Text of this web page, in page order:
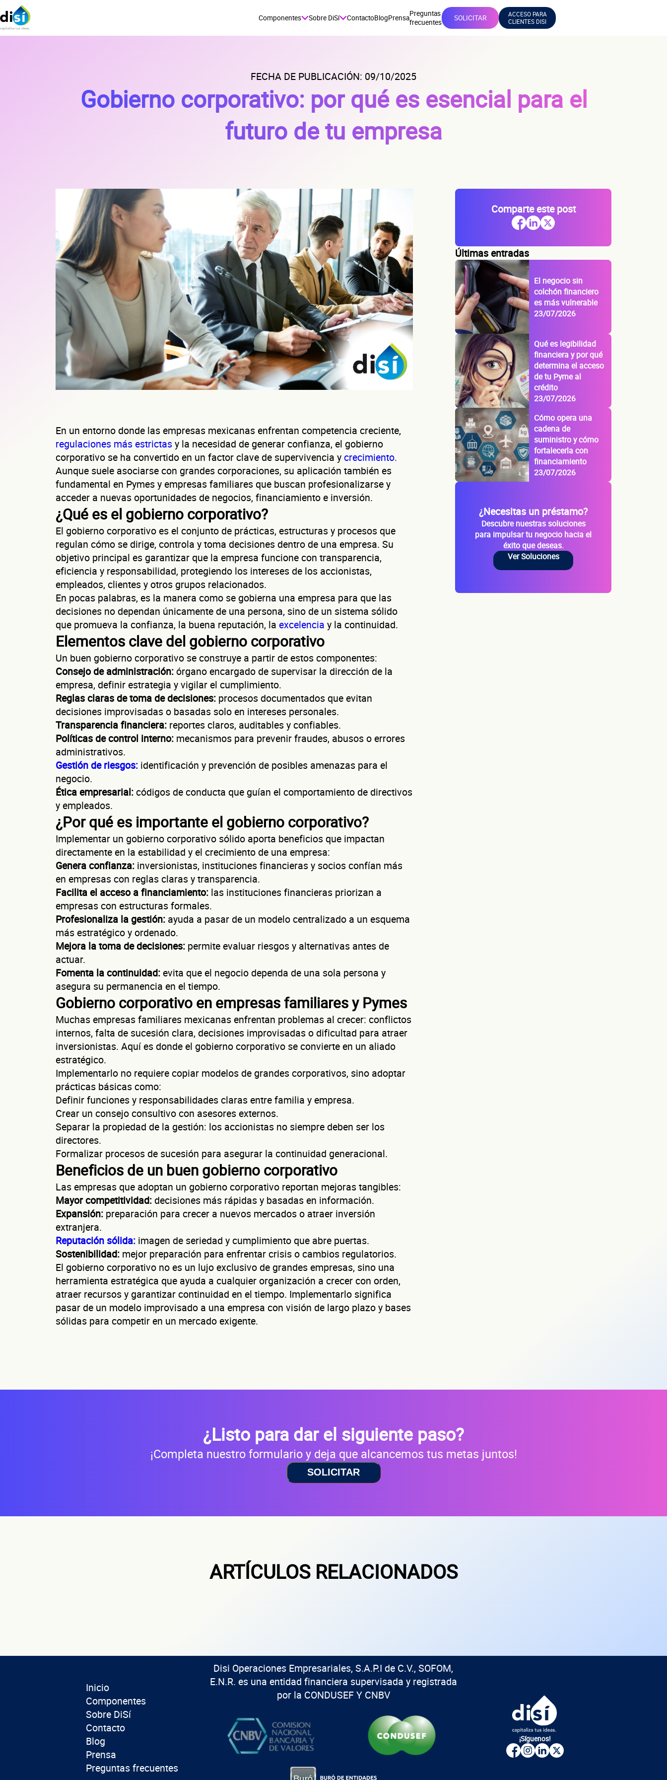
Componentes Sobre DiSí ContactoBlogPrensaPreguntas
frecuentes
SOLICITAR
ACCESO PARA
CLIENTES DISI
FECHA DE PUBLICACIÓN: 09/10/2025
Gobierno corporativo: por qué es esencial para el
futuro de tu empresa
En un entorno donde las empresas mexicanas enfrentan competencia creciente,
regulaciones más estrictasy la necesidad de generar confianza, el gobierno
corporativo se ha convertido en un factor clave de supervivencia ycrecimiento.
Aunque suele asociarse con grandes corporaciones, su aplicación también es
fundamental en Pymes y empresas familiares que buscan profesionalizarse y
acceder a nuevas oportunidades de negocios, financiamiento e inversión.
¿Qué es el gobierno corporativo?
El gobierno corporativo es el conjunto de prácticas, estructuras y procesos que
regulan cómo se dirige, controla y toma decisiones dentro de una empresa. Su
objetivo principal es garantizar que la empresa funcione con transparencia,
eficiencia y responsabilidad, protegiendo los intereses de los accionistas,
empleados, clientes y otros grupos relacionados.
En pocas palabras, es la manera como se gobierna una empresa para que las
decisiones no dependan únicamente de una persona, sino de un sistema sólido
que promueva la confianza, la buena reputación, la excelencia y la continuidad.
Elementos clave del gobierno corporativo
Un buen gobierno corporativo se construye a partir de estos componentes:
Consejo de administración:órgano encargado de supervisar la dirección de la
empresa, definir estrategia y vigilar el cumplimiento.
Reglas claras de toma de decisiones: procesos documentados que evitan
decisiones improvisadas o basadas solo en intereses personales.
Transparencia financiera: reportes claros, auditables y confiables.
Políticas de control interno: mecanismos para prevenir fraudes, abusos o errores
administrativos.
Gestión de riesgos: identificación y prevención de posibles amenazas para el
negocio.
Ética empresarial:códigos de conducta que guían el comportamiento de directivos
y empleados.
¿Por qué es importante el gobierno corporativo?
Implementar un gobierno corporativo sólido aporta beneficios que impactan
directamente en la estabilidad y el crecimiento de una empresa:
Genera confianza: inversionistas, instituciones financieras y socios confían más
en empresas con reglas claras y transparencia.
Facilita el acceso a financiamiento: las instituciones financieras priorizan a
empresas con estructuras formales.
Profesionaliza la gestión: ayuda a pasar de un modelo centralizado a un esquema
más estratégico y ordenado.
Mejora la toma de decisiones: permite evaluar riesgos y alternativas antes de
actuar.
Fomenta la continuidad:evita que el negocio dependa de una sola persona y
asegura su permanencia en el tiempo.
Gobierno corporativo en empresas familiares y Pymes
Muchas empresas familiares mexicanas enfrentan problemas al crecer: conflictos
internos, falta de sucesión clara, decisiones improvisadas o dificultad para atraer
inversionistas. Aquí es donde el gobierno corporativo se convierte en un aliado
estratégico.
Implementarlo no requiere copiar modelos de grandes corporativos, sino adoptar
prácticas básicas como:
Definir funciones y responsabilidades claras entre familia y empresa.
Crear un consejo consultivo con asesores externos.
Separar la propiedad de la gestión: los accionistas no siempre deben ser los
directores.
Formalizar procesos de sucesión para asegurar la continuidad generacional.
Beneficios de un buen gobierno corporativo
Las empresas que adoptan un gobierno corporativo reportan mejoras tangibles:
Mayor competitividad: decisiones más rápidas y basadas en información.
Expansión: preparación para crecer a nuevos mercados o atraer inversión
extranjera.
Reputación sólida: imagen de seriedad y cumplimiento que abre puertas.
Sostenibilidad: mejor preparación para enfrentar crisis o cambios regulatorios.
El gobierno corporativo no es un lujo exclusivo de grandes empresas, sino una
herramienta estratégica que ayuda a cualquier organización a crecer con orden,
atraer recursos y garantizar continuidad en el tiempo. Implementarlo significa
pasar de un modelo improvisado a una empresa con visión de largo plazo y bases
sólidas para competir en un mercado exigente.
Comparte este post
Últimas entradas
El negocio sin
colchón financiero
es más vulnerable
23/07/2026
Qué es legibilidad
financiera y por qué
determina el acceso
de tu Pyme al
crédito
23/07/2026
Cómo opera una
cadena de
suministro y cómo
fortalecerla con
financiamiento
23/07/2026
¿Necesitas un préstamo?
Descubre nuestras soluciones
para impulsar tu negocio hacia el
éxito que deseas.
Ver Soluciones
¿Listo para dar el siguiente paso?
¡Completa nuestro formulario y deja que alcancemos tus metas juntos!
SOLICITAR
ARTÍCULOS RELACIONADOS
Autorización inmediata 100% autoservicio
Solicita aquí tulínea de liquidez empresarial DiSí
Esta es una conversación de 2 minutos, no un trámite bancario.
Cuéntanos de tu
negocio
¿Cuánto factura tu negocio al año?
No te preocupes, evaluamos cada caso de forma integral.
¿Cómo te
contactamos?
Nombre(s) Primer apellido
Teléfono Correo electrónico
Confirma tu correo electrónico
Datos de tu empresa
Sitio electrónico Razón social
RFC de la empresa
Dirección de la empresa: Calle Núm. Ext./Int.
SOLICITAR
+65empresas financiadas en los últimos 30 días
Inicio
Componentes
Sobre DiSí
Contacto
Blog
Prensa
Preguntas frecuentes
Disi Operaciones Empresariales, S.A.P.I de C.V., SOFOM,
E.N.R. es una entidad financiera supervisada y registrada
por la CONDUSEF Y CNBV
¡Síguenos!